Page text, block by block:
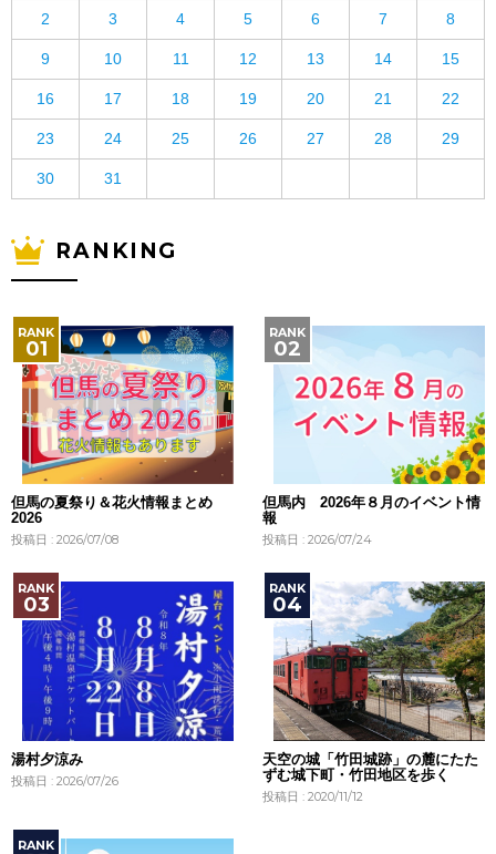
2 3 4 5 6 7 8
9 10 11 12 13 14 15
16 17 18 19 20 21 22
23 24 25 26 27 28 29
30 31
RANKING
但馬の夏祭り＆花火情報まとめ
2026
投稿日 : 2026/07/08
但馬内 2026年８月のイベント情
報
投稿日 : 2026/07/24
湯村夕涼み
投稿日 : 2026/07/26
天空の城「竹田城跡」の麓にたた
ずむ城下町・竹田地区を歩く
投稿日 : 2020/11/12